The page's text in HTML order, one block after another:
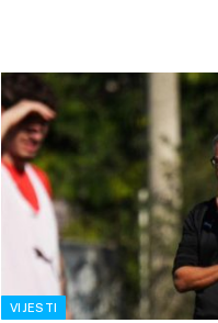
VIJESTI